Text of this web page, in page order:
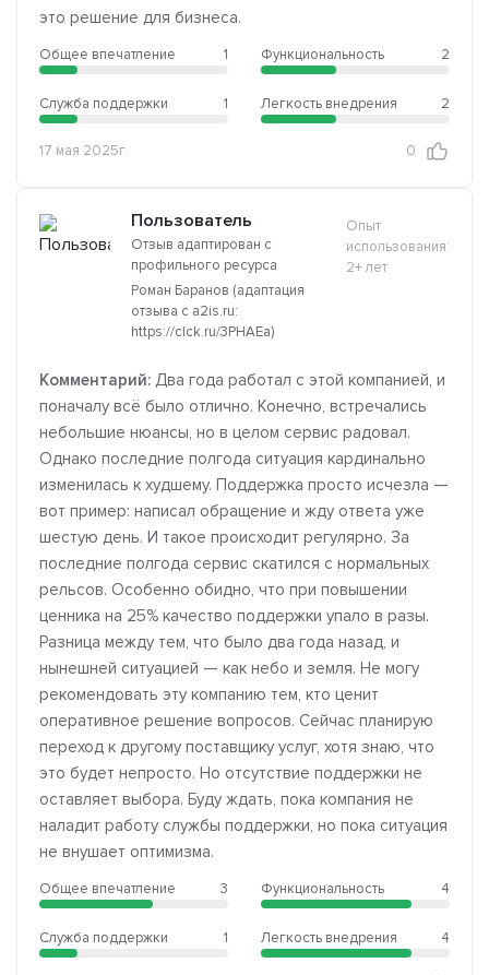
это решение для бизнеса.
Общее впечатление 1
Служба поддержки 1
Функциональность 2
Легкость внедрения 2
17 мая 2025г. 0
Пользователь
Отзыв адаптирован с
профильного ресурса
Роман Баранов (адаптация
отзыва с a2is.ru:
https://clck.ru/3PHAEa)
Опыт
использования:
2+ лет
Комментарий: Два года работал с этой компанией, и
поначалу всё было отлично. Конечно, встречались
небольшие нюансы, но в целом сервис радовал.
Однако последние полгода ситуация кардинально
изменилась к худшему. Поддержка просто исчезла —
вот пример: написал обращение и жду ответа уже
шестую день. И такое происходит регулярно. За
последние полгода сервис скатился с нормальных
рельсов. Особенно обидно, что при повышении
ценника на 25% качество поддержки упало в разы.
Разница между тем, что было два года назад, и
нынешней ситуацией — как небо и земля. Не могу
рекомендовать эту компанию тем, кто ценит
оперативное решение вопросов. Сейчас планирую
переход к другому поставщику услуг, хотя знаю, что
это будет непросто. Но отсутствие поддержки не
оставляет выбора. Буду ждать, пока компания не
наладит работу службы поддержки, но пока ситуация
не внушает оптимизма.
Общее впечатление 3
Служба поддержки 1
Функциональность 4
Легкость внедрения 4